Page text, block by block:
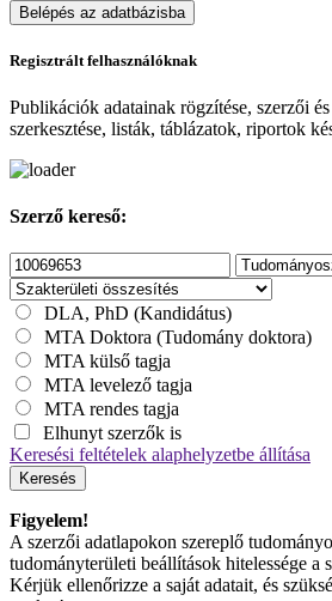
Belépés az adatbázisba
Regisztrált felhasználóknak
Publikációk adatainak rögzítése, szerzői
szerkesztése, listák, táblázatok, riportok
Szerző kereső:
DLA, PhD (Kandidátus)
MTA Doktora (Tudomány doktora)
MTA külső tagja
MTA levelező tagja
MTA rendes tagja
Elhunyt szerzők is
Keresési feltételek alaphelyzetbe állítása
Keresés
Figyelem!
A szerzői adatlapokon szereplő
tudományterületi beállítások hitelessége a
Kérjük ellenőrizze a saját adatait, és